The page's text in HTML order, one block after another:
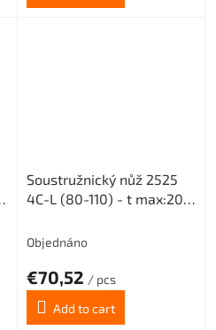
Soustružnický nůž 2525
4C-L (80-110) - t max:20
Objednáno
€70,52 / pcs
Add to cart